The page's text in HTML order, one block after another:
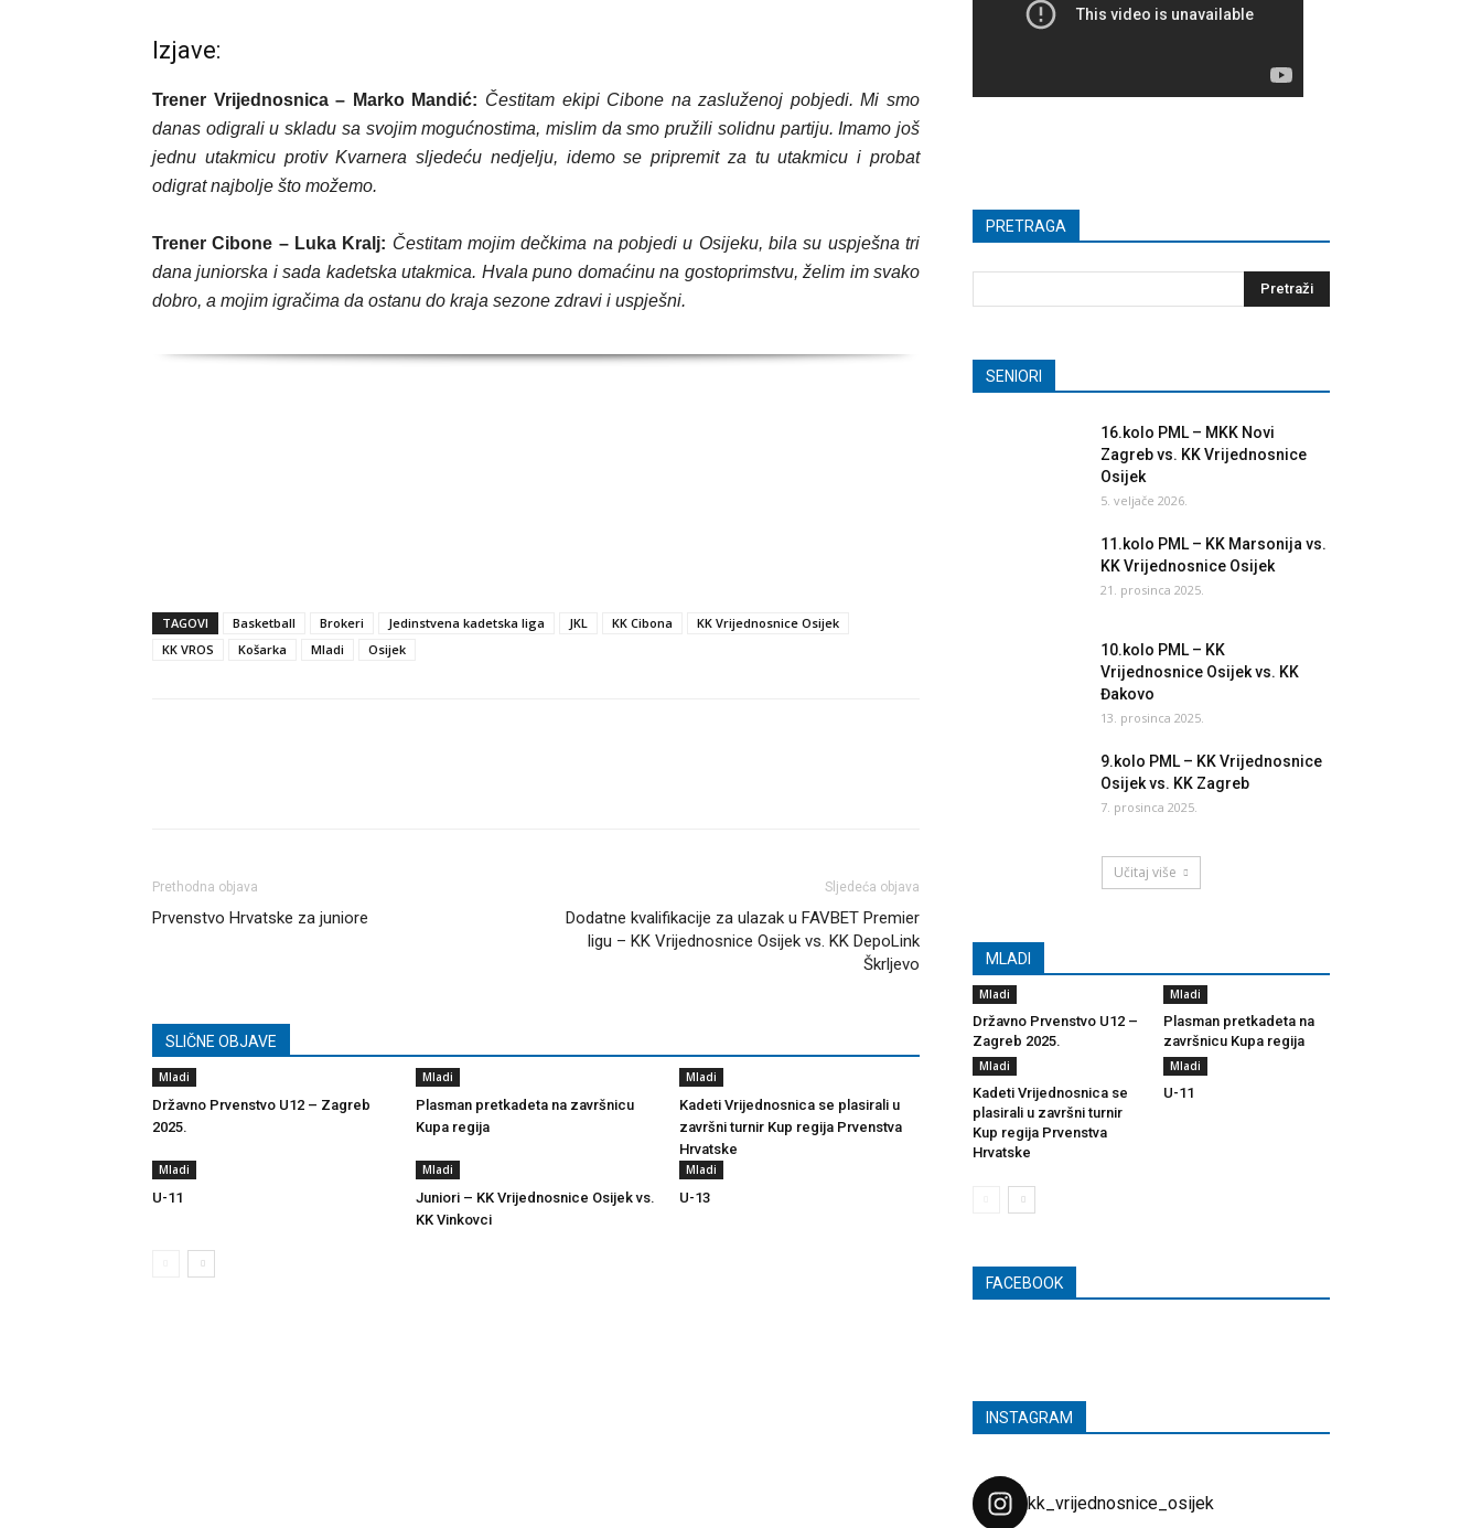
Izjave:
Trener Vrijednosnica – Marko Mandić: Čestitam ekipi Cibone na zasluženoj pobjedi. Mi smo
danas odigrali u skladu sa svojim mogućnostima, mislim da smo pružili solidnu partiju. Imamo još
jednu utakmicu protiv Kvarnera sljedeću nedjelju, idemo se pripremit za tu utakmicu i probat
odigrat najbolje što možemo.
Trener Cibone – Luka Kralj: Čestitam mojim dečkima na pobjedi u Osijeku, bila su uspješna tri
dana juniorska i sada kadetska utakmica. Hvala puno domaćinu na gostoprimstvu, želim im svako
dobro, a mojim igračima da ostanu do kraja sezone zdravi i uspješni.
TAGOVI Basketball Brokeri Jedinstvena kadetska liga JKL KK Cibona
KK Vrijednosnice Osijek
KK VROS
Košarka Mladi Osijek
Prethodna objava
Prvenstvo Hrvatske za juniore
Sljedeća objava
Dodatne kvalifikacije za ulazak u FAVBET Premier
ligu – KK Vrijednosnice Osijek vs. KK DepoLink
Škrljevo
SLIČNE OBJAVE
Mladi
Državno Prvenstvo U12 – Zagreb
2025.
Mladi
Plasman pretkadeta na završnicu
Kupa regija
Mladi
Kadeti Vrijednosnica se plasirali u
završni turnir Kup regija Prvenstva
Hrvatske
Mladi
U-11
Mladi
Juniori – KK Vrijednosnice Osijek vs.
KK Vinkovci
Mladi
U-13
PRETRAGA
SENIORI
16.kolo PML – MKK Novi
Zagreb vs. KK Vrijednosnice
Osijek
5. veljače 2026.
11.kolo PML – KK Marsonija vs.
KK Vrijednosnice Osijek
21. prosinca 2025.
10.kolo PML – KK
Vrijednosnice Osijek vs. KK
Đakovo
13. prosinca 2025.
9.kolo PML – KK Vrijednosnice
Osijek vs. KK Zagreb
7. prosinca 2025.
Učitaj više
MLADI
Mladi
Državno Prvenstvo U12 –
Zagreb 2025.
Mladi
Plasman pretkadeta na
završnicu Kupa regija
Mladi
Kadeti Vrijednosnica se
plasirali u završni turnir
Kup regija Prvenstva
Hrvatske
Mladi
U-11
FACEBOOK
INSTAGRAM
kk_vrijednosnice_osijek